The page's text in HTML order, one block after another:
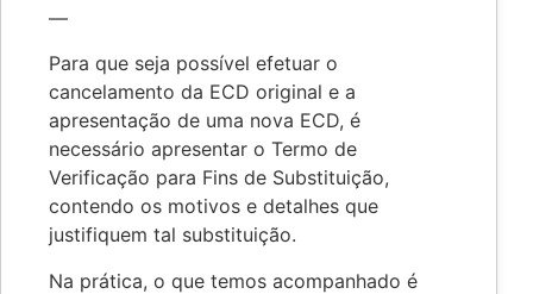
—
Para que seja possível efetuar o
cancelamento da ECD original e a
apresentação de uma nova ECD, é
necessário apresentar o Termo de
Verificação para Fins de Substituição,
contendo os motivos e detalhes que
justifiquem tal substituição.
Na prática, o que temos acompanhado é